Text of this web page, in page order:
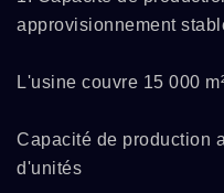
approvisionnement
L'usine couvre 15 000
Capacité de production
d'unités